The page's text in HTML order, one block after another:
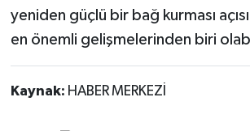
yeniden güçlü bir bağ kurması
en önemli gelişmelerinden biri
Kaynak: HABER MERKEZİ